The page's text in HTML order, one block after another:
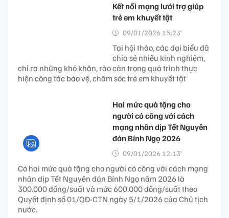
Kết nối mạng lưới trợ giúp
trẻ em khuyết tật
09/01/2026 15:23’
Tại hội thảo, các đại biểu đã
chia sẻ nhiều kinh nghiệm,
chỉ ra những khó khăn, rào cản trong quá trình thực
hiện công tác bảo vệ, chăm sóc trẻ em khuyết tật
Hai mức quà tặng cho
người có công với cách
mạng nhân dịp Tết Nguyên
đán Bính Ngọ 2026
09/01/2026 12:13’
Có hai mức quà tặng cho người có công với cách mạng
nhân dịp Tết Nguyên đán Bính Ngọ năm 2026 là
300.000 đồng/suất và mức 600.000 đồng/suất theo
Quyết định số 01/QĐ-CTN ngày 5/1/2026 của Chủ tịch
nước.